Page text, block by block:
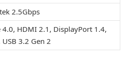
2.5Gbps
4.0, HDMI 2.1, DisplayPort 1.4,
USB 3.2 Gen 2